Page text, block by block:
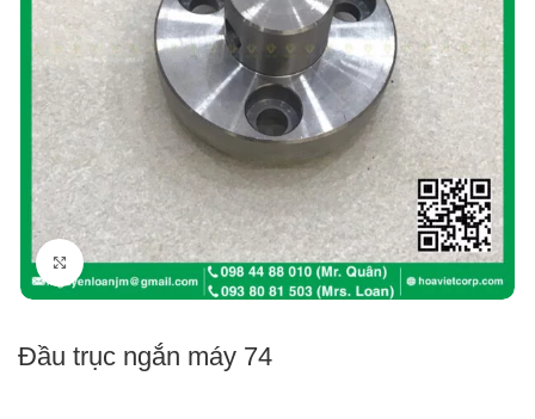
Click to enlarge
Đầu trục ngắn máy 74